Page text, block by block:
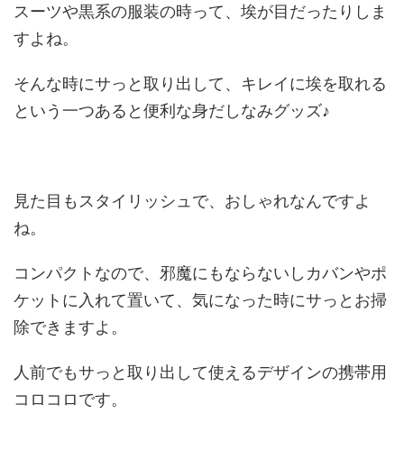
スーツや黒系の服装の時って、埃が目だったりしま
すよね。
そんな時にサっと取り出して、キレイに埃を取れる
という一つあると便利な身だしなみグッズ♪
見た目もスタイリッシュで、おしゃれなんですよ
ね。
コンパクトなので、邪魔にもならないしカバンやポ
ケットに入れて置いて、気になった時にサっとお掃
除できますよ。
人前でもサっと取り出して使えるデザインの携帯用
コロコロです。